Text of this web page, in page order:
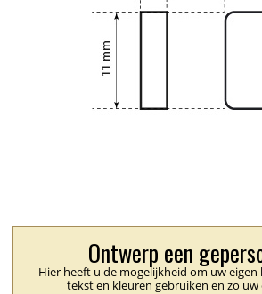
Ontwerp een
Hier heeft u de mogelijkheid om uw
tekst en kleuren gebruiken en zo